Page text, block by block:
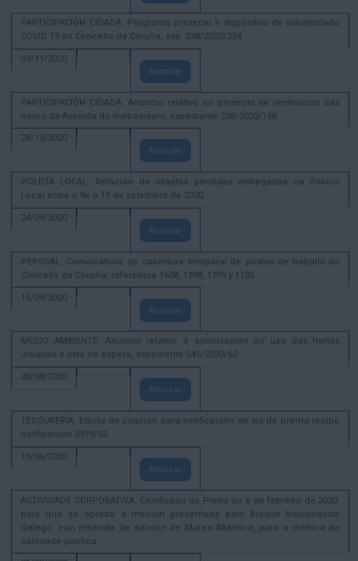
PARTICIPACIÓN CIDADÁ. Programa proxecto II dispositivo de voluntariado
COVID 19 do Concello da Coruña, exp. 238/2020/254
03/11/2020
Amosar
PARTICIPACIÓN CIDADÁ. Anuncio relativo ao proxecto de ventilación das
naves da Avenida do metrosidero, expediente 238/2020/150
28/10/2020
Amosar
POLICÍA LOCAL. Relación de obxetos perdidos entregados na Policía
Local entre o 9e o 15 de setembro de 2020
24/09/2020
Amosar
PERSOAL. Convocatoria de cobertura temporal de postos de traballo do
Concello da Coruña, referencia 1608, 1398, 1399 y 1135
15/09/2020
Amosar
MEDIO AMBIENTE. Anuncio relativo á autorización do uso das hortas
urbanas e lista de espera, expediente 541/2020/62
20/08/2020
Amosar
TESOURERÍA. Edicto de citación para notificación de vía de prema recibo
notificación 3979/55
19/06/2020
Amosar
ACTIVIDADE CORPORATIVA. Certificado do Pleno do 6 de febreiro de 2020,
polo que se aproba a moción presentada polo Bloque Nacionalista
Galego, con emenda de adición de Marea Atlántica, para a mellora da
sanidade pública.